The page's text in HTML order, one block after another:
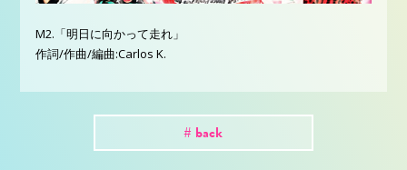
M2.「明日に向かって走れ」
作詞/作曲/編曲:Carlos K.
# back